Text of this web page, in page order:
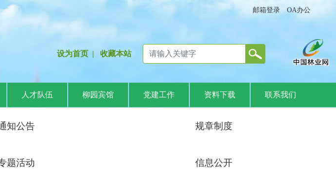
邮箱登录 OA办公
设为首页 | 收藏本站
人才队伍 柳园宾馆 党建工作 资料下载 联系我们
知公告 规章制度
题活动 信息公开